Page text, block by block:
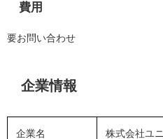
費用
要お問い合わせ
企業情報
企業名 株式会社ユ